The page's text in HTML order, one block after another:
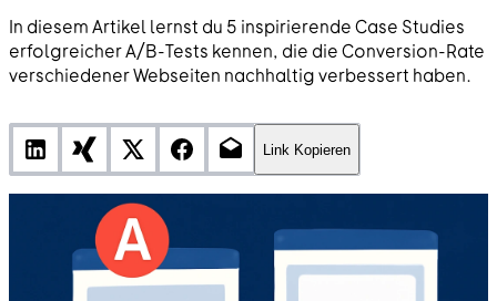
In diesem Artikel lernst du 5 inspirierende Case Studies
erfolgreicher A/B-Tests kennen, die die Conversion-Rate
verschiedener Webseiten nachhaltig verbessert haben.
Link Kopieren